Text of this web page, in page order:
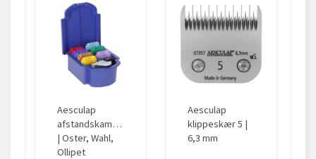
Aesculap
afstandskamme
| Oster, Wahl,
Ollipet
Aesculap
klippeskær 5 |
6,3 mm